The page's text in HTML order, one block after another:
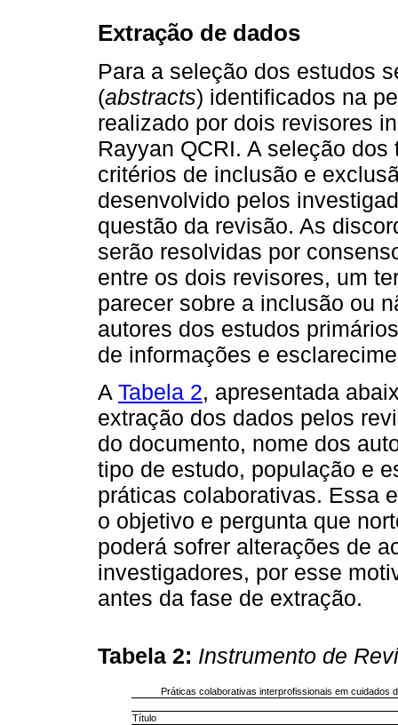
Extração de dados
Para a seleção dos estudos
(abstracts) identificados na
realizado por dois revisores
Rayyan QCRI. A seleção
critérios de inclusão e
desenvolvido pelos
questão da revisão. As
serão resolvidas por
entre os dois revisores, um
parecer sobre a inclusão ou
autores dos estudos
de informações e
A Tabela 2, apresentada
extração dos dados pelos
do documento, nome dos
tipo de estudo, população e
práticas colaborativas. Essa
o objetivo e pergunta que
poderá sofrer alterações de
investigadores, por esse
antes da fase de extração.
Tabela 2: Instrumento de
Práticas colaborativas interprofissionais em cuidados
Título